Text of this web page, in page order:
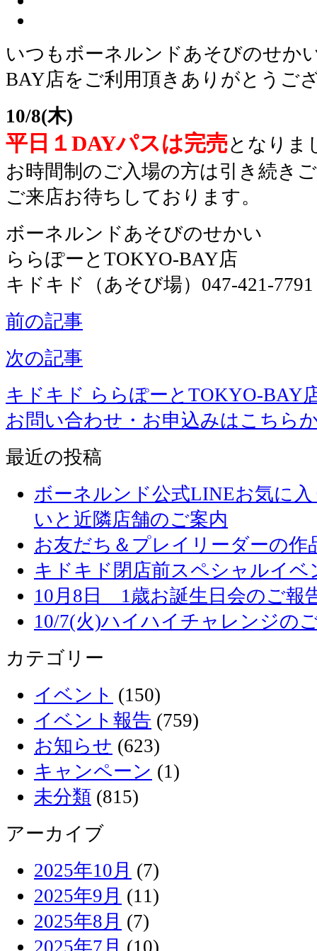
いつもボーネルンドあそびのせか
BAY店をご利用頂きありがとうご
10/8(木)
平日１DAYパスは完売となりま
お時間制のご入場の方は引き続き
ご来店お待ちしております。
ボーネルンドあそびのせかい
ららぽーとTOKYO-BAY店
キドキド（あそび場）047-421-7791
前の記事
次の記事
キドキド ららぽーとTOKYO-BAY
お問い合わせ・お申込みはこちら
最近の投稿
ボーネルンド公式LINEお気に
いと近隣店舗のご案内
お友だち＆プレイリーダーの作
キドキド閉店前スペシャルイベ
10月8日 1歳お誕生日会のご報
10/7(火)ハイハイチャレンジの
カテゴリー
イベント (150)
イベント報告 (759)
お知らせ (623)
キャンペーン (1)
未分類 (815)
アーカイブ
2025年10月 (7)
2025年9月 (11)
2025年8月 (7)
2025年7月 (10)